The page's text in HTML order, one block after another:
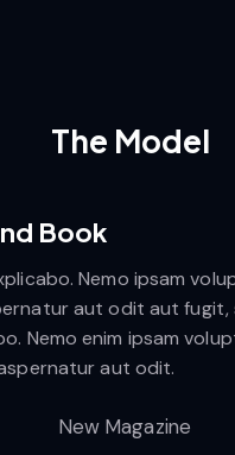
The Model
Book
Nemo ipsam
aut odit aut fugit,
Nemo enim ipsam
aut odit.
New Magazine